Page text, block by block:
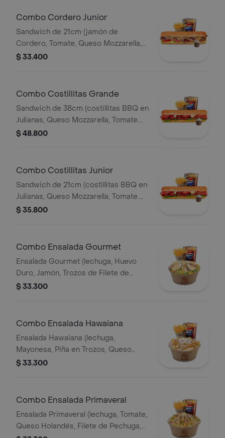
Combo Cordero Junior
Sandwich de 21cm (jamón de
Cordero, Tomate, Queso Mozzarella,
Lechuga y Salsa de Ajo) Papa
$ 33.400
Combo Costillitas Grande
Sandwich de 38cm (costillitas BBQ en
Julianas, Queso Mozzarella, Tomate.
Salsa Bbq, Lechuga y Salsa de Ajo)
$ 48.800
Combo Costillitas Junior
Sandwich de 21cm (costillitas BBQ en
Julianas, Queso Mozzarella, Tomate.
Salsa Bbq, Lechuga y Salsa de Ajo)
$ 35.800
Combo Ensalada Gourmet
Ensalada Gourmet (lechuga, Huevo
Duro, Jamón, Trozos de Filete de
Pechuga, Queso Holandés, Arvejas,
$ 33.300
Combo Ensalada Hawaiana
Ensalada Hawaiana (lechuga,
Mayonesa, Piña en Trozos, Queso
Holandés, Jamón y Pollo) Papas 140gr
$ 33.300
Combo Ensalada Primaveral
Ensalada Primaveral (lechuga, Tomate,
Queso Holandés, Filete de Pechuga,